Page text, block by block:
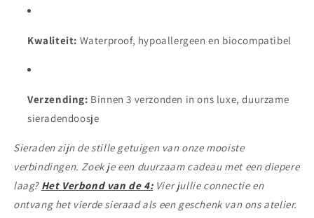
Kwaliteit: Waterproof, hypoallergeen en biocompatibel
Verzending: Binnen 3 verzonden in ons luxe, duurzame
sieradendoosje
Sieraden zijn de stille getuigen van onze mooiste
verbindingen. Zoek je een duurzaam cadeau met een diepere
laag? Het Verbond van de 4:Vier jullie connectie en
ontvang het vierde sieraad als een geschenk van ons atelier.